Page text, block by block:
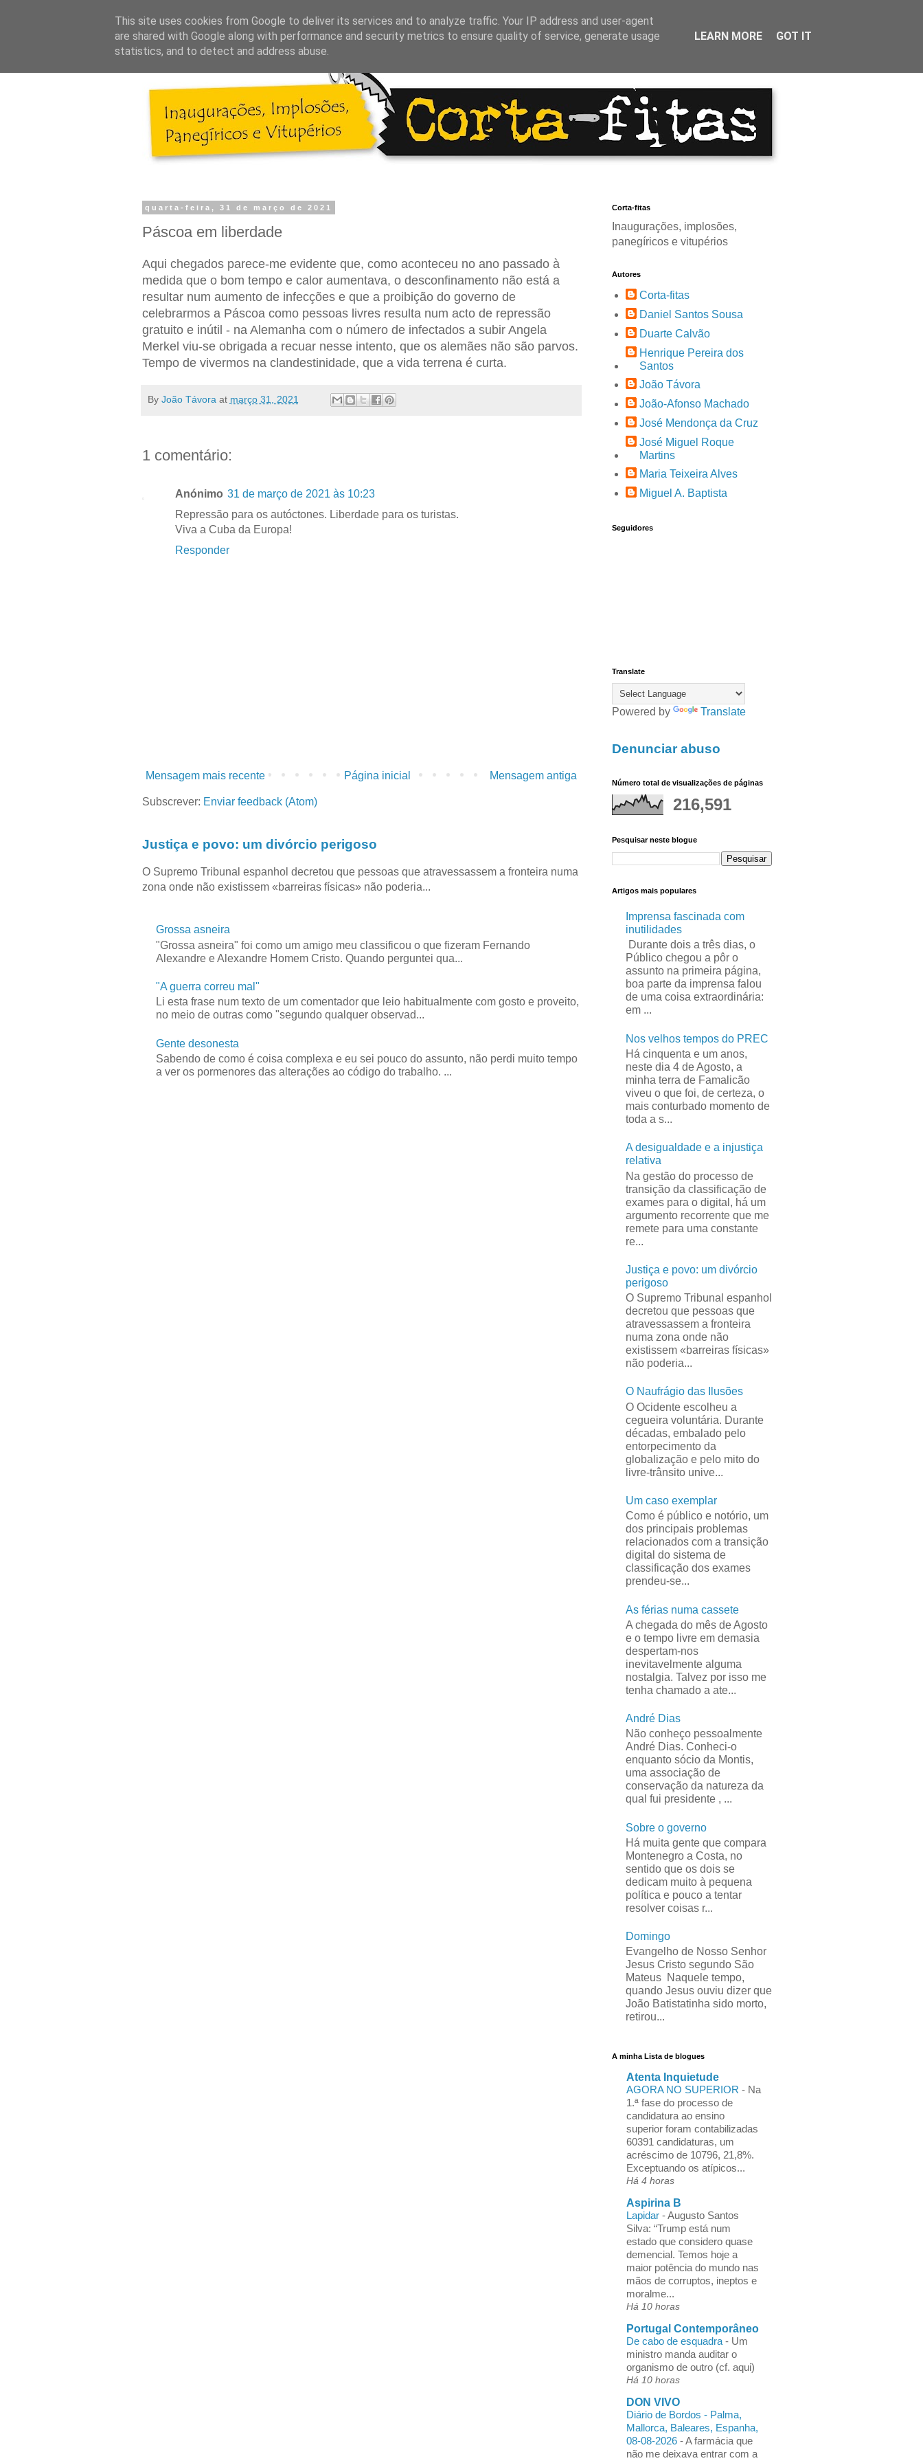
quarta-feira, 31 de março de 2021
Páscoa em liberdade
Aqui chegados parece-me evidente que, como aconteceu no ano passado à
medida que o bom tempo e calor aumentava, o desconfinamento não está a
resultar num aumento de infecções e que a proibição do governo de
celebrarmos a Páscoa como pessoas livres resulta num acto de repressão
gratuito e inútil - na Alemanha com o número de infectados a subir Angela
Merkel viu-se obrigada a recuar nesse intento, que os alemães não são parvos.
Tempo de vivermos na clandestinidade, que a vida terrena é curta.
By João Távora at março 31, 2021
1 comentário:
Anónimo 31 de março de 2021 às 10:23
Repressão para os autóctones. Liberdade para os turistas.
Viva a Cuba da Europa!
Responder
Mensagem mais recente Mensagem antiga
Página inicial
Subscrever: Enviar feedback (Atom)
Justiça e povo: um divórcio perigoso
O Supremo Tribunal espanhol decretou que pessoas que atravessassem a fronteira numa
zona onde não existissem «barreiras físicas» não poderia...
Grossa asneira
"Grossa asneira" foi como um amigo meu classificou o que fizeram Fernando
Alexandre e Alexandre Homem Cristo. Quando perguntei qua...
"A guerra correu mal"
Li esta frase num texto de um comentador que leio habitualmente com gosto e proveito,
no meio de outras como "segundo qualquer observad...
Gente desonesta
Sabendo de como é coisa complexa e eu sei pouco do assunto, não perdi muito tempo
a ver os pormenores das alterações ao código do trabalho. ...
Corta-fitas
Inaugurações, implosões,
panegíricos e vitupérios
Autores
Corta-fitas
Daniel Santos Sousa
Duarte Calvão
Henrique Pereira dos
Santos
João Távora
João-Afonso Machado
José Mendonça da Cruz
José Miguel Roque
Martins
Maria Teixeira Alves
Miguel A. Baptista
Seguidores
Translate
Powered by Translate
Denunciar abuso
Número total de visualizações de páginas
216,591
Pesquisar neste blogue
Artigos mais populares
Imprensa fascinada com
inutilidades
Durante dois a três dias, o
Público chegou a pôr o
assunto na primeira página,
boa parte da imprensa falou
de uma coisa extraordinária:
em ...
Nos velhos tempos do PREC
Há cinquenta e um anos,
neste dia 4 de Agosto, a
minha terra de Famalicão
viveu o que foi, de certeza, o
mais conturbado momento de
toda a s...
A desigualdade e a injustiça
relativa
Na gestão do processo de
transição da classificação de
exames para o digital, há um
argumento recorrente que me
remete para uma constante
re...
Justiça e povo: um divórcio
perigoso
O Supremo Tribunal espanhol
decretou que pessoas que
atravessassem a fronteira
numa zona onde não
existissem «barreiras físicas»
não poderia...
O Naufrágio das Ilusões
O Ocidente escolheu a
cegueira voluntária. Durante
décadas, embalado pelo
entorpecimento da
globalização e pelo mito do
livre-trânsito unive...
Um caso exemplar
Como é público e notório, um
dos principais problemas
relacionados com a transição
digital do sistema de
classificação dos exames
prendeu-se...
As férias numa cassete
A chegada do mês de Agosto
e o tempo livre em demasia
despertam-nos
inevitavelmente alguma
nostalgia. Talvez por isso me
tenha chamado a ate...
André Dias
Não conheço pessoalmente
André Dias. Conheci-o
enquanto sócio da Montis,
uma associação de
conservação da natureza da
qual fui presidente , ...
Sobre o governo
Há muita gente que compara
Montenegro a Costa, no
sentido que os dois se
dedicam muito à pequena
política e pouco a tentar
resolver coisas r...
Domingo
Evangelho de Nosso Senhor
Jesus Cristo segundo São
Mateus Naquele tempo,
quando Jesus ouviu dizer que
João Batistatinha sido morto,
retirou...
A minha Lista de blogues
Atenta Inquietude
AGORA NO SUPERIOR - Na
1.ª fase do processo de
candidatura ao ensino
superior foram contabilizadas
60391 candidaturas, um
acréscimo de 10796, 21,8%.
Exceptuando os atípicos...
Há 4 horas
Aspirina B
Lapidar -Augusto Santos
Silva: “Trump está num
estado que considero quase
demencial. Temos hoje a
maior potência do mundo nas
mãos de corruptos, ineptos e
moralme...
Há 10 horas
Portugal Contemporâneo
De cabo de esquadra - Um
ministro manda auditar o
organismo de outro (cf. aqui)
Há 10 horas
DON VIVO
Diário de Bordos - Palma,
Mallorca, Baleares, Espanha,
08-08-2026 -A farmácia que
não me deixava entrar com a
This site uses cookies from Google to deliver its services and to analyze traffic. Your IP address and user-agent
are shared with Google along with performance and security metrics to ensure quality of service, generate usage
statistics, and to detect and address abuse.
LEARN MORE GOT IT